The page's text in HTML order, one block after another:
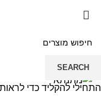
SEARCH
התחילי להקליד כדי